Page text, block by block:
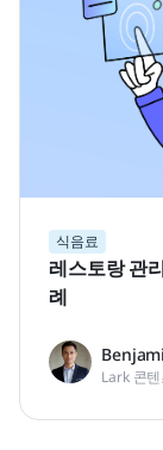
식음료
레스토랑 관
례
Lark 콘